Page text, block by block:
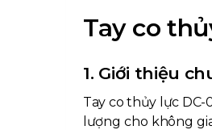
Tay co
1. Giới thiệu
Tay co thủy lực
lượng cho không